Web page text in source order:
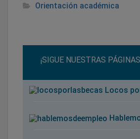
Orientación académica
¡SIGUE NUESTRAS
Locos